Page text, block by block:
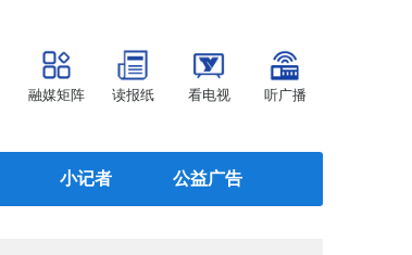
融媒矩阵 读报纸 看电视 听广播
小记者 公益广告